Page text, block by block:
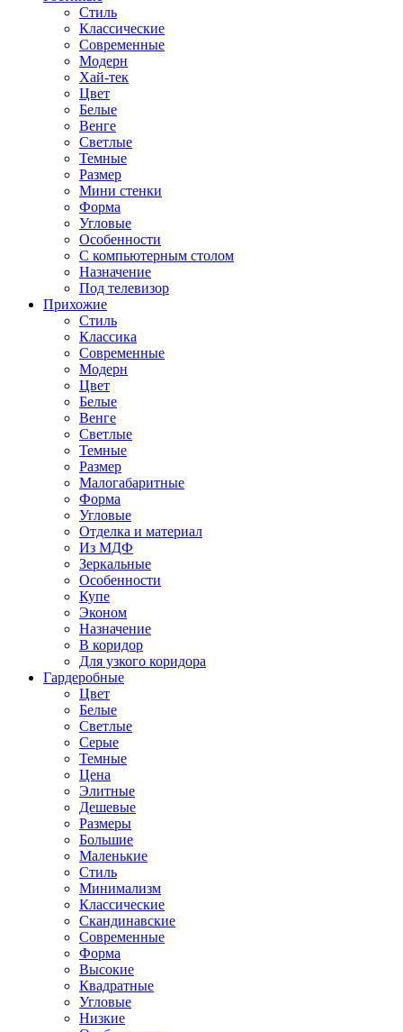
Стиль
Классические
Современные
Модерн
Хай-тек
Цвет
Белые
Венге
Светлые
Темные
Размер
Мини стенки
Форма
Угловые
Особенности
С компьютерным столом
Назначение
Под телевизор
Прихожие
Стиль
Классика
Современные
Модерн
Цвет
Белые
Венге
Светлые
Темные
Размер
Малогабаритные
Форма
Угловые
Отделка и материал
Из МДФ
Зеркальные
Особенности
Купе
Эконом
Назначение
В коридор
Для узкого коридора
Гардеробные
Цвет
Белые
Светлые
Серые
Темные
Цена
Элитные
Дешевые
Размеры
Большие
Маленькие
Стиль
Минимализм
Классические
Скандинавские
Современные
Форма
Высокие
Квадратные
Угловые
Низкие